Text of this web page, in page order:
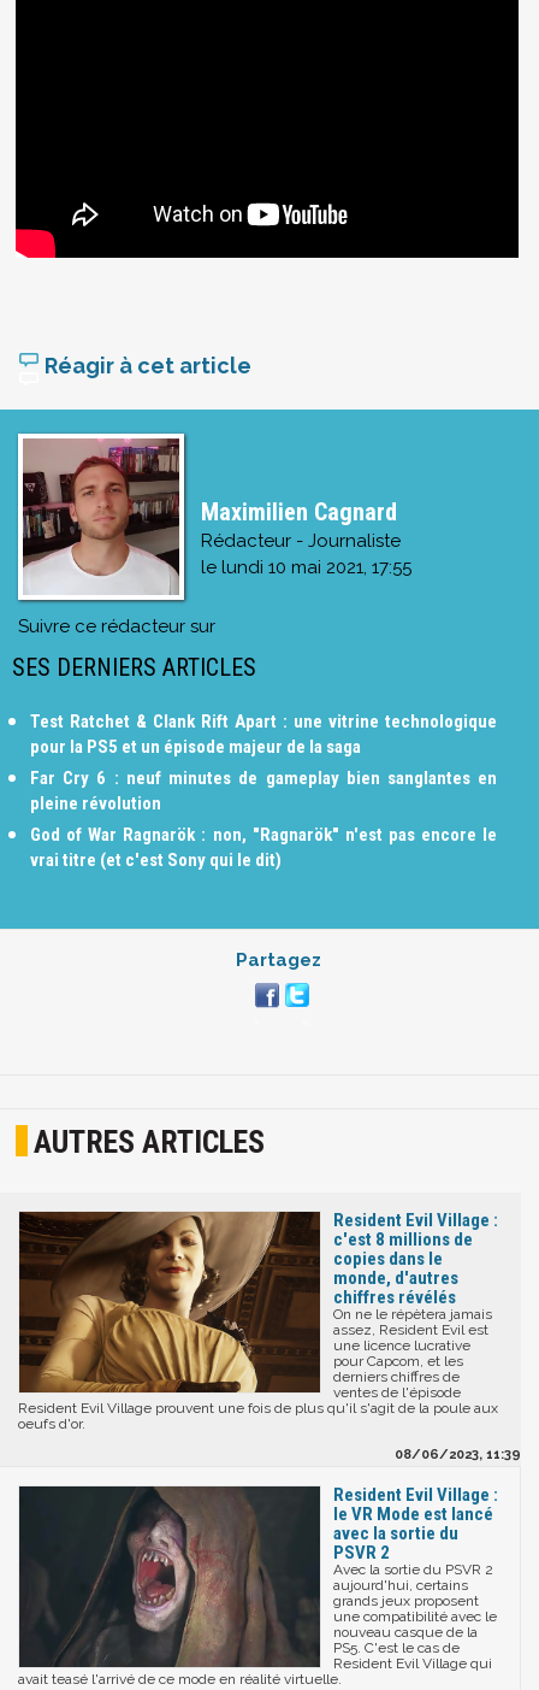
Réagir à cet article
Maximilien Cagnard
Rédacteur - Journaliste
le lundi 10 mai 2021, 17:55
Suivre ce rédacteur sur
SES DERNIERS ARTICLES
Test Ratchet & Clank Rift Apart : une vitrine technologique
pour la PS5 et un épisode majeur de la saga
Far Cry 6 : neuf minutes de gameplay bien sanglantes en
pleine révolution
God of War Ragnarök : non, "Ragnarök" n'est pas encore le
vrai titre (et c'est Sony qui le dit)
Partagez
AUTRES ARTICLES
Resident Evil Village :
c'est 8 millions de
copies dans le
monde, d'autres
chiffres révélés
On ne le répètera jamais
assez, Resident Evil est
une licence lucrative
pour Capcom, et les
derniers chiffres de
ventes de l'épisode
Resident Evil Village prouvent une fois de plus qu'il s'agit de la poule aux
oeufs d'or.
08/06/2023, 11:39
Resident Evil Village :
le VR Mode est lancé
avec la sortie du
PSVR 2
Avec la sortie du PSVR 2
aujourd'hui, certains
grands jeux proposent
une compatibilité avec le
nouveau casque de la
PS5. C'est le cas de
Resident Evil Village qui
avait teasé l'arrivé de ce mode en réalité virtuelle.